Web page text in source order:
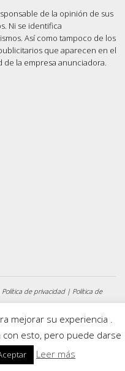
de la opinión de sus
Ni se identifica
Así como tampoco de los
que aparecen en el
de la empresa anunciadora.
Política de privacidad| Política de
mejorar su experiencia .
esto, pero puede darse
Leer más